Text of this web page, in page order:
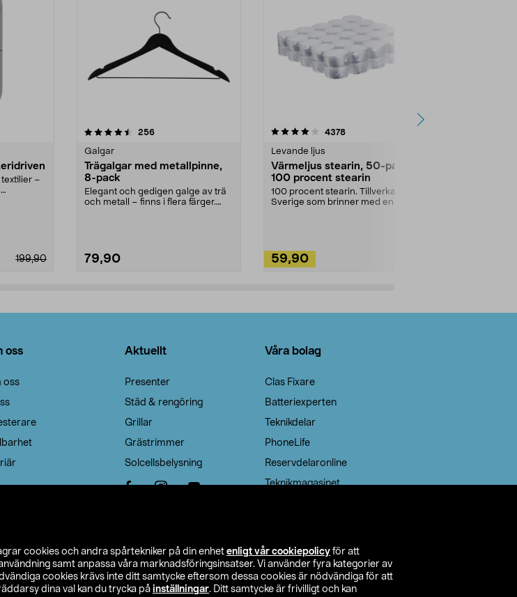
cookies och andra spårtekniker på din enhet enligt vår cookiepolicy för att
samt anpassa våra marknadsföringsinsatser. Vi använder fyra kategorier av
cookies krävs inte ditt samtycke eftersom dessa cookies är nödvändiga för att
dina val kan du trycka på inställningar. Ditt samtycke är frivilligt och kan
–
199,90
256recensioner
Galgar
Trägalgar med metallpinne,
8-pack
Elegant och gedigen galge av trä
och metall – finns i flera färger.
79,90
4.0av 5 stjärnor 4378recensioner
Levande ljus
Värmeljus stearin, 50-pack,
100 procent stearin
100 procent stearin. Tillverkade i
Sverige som brinner med en
59,90
4.5av 5 stjärnor
oss
oss
Aktuellt
Presenter
Städ & rengöring
Grillar
Grästrimmer
Solcellsbelysning
Våra bolag
Clas Fixare
Batteriexperten
Teknikdelar
PhoneLife
Reservdelaronline
Teknikmagasinet